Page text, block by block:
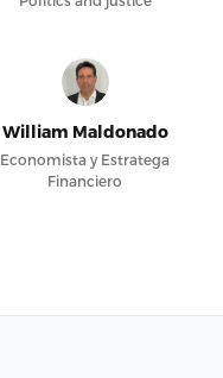
William Maldonado
Economista y Estratega
Financiero